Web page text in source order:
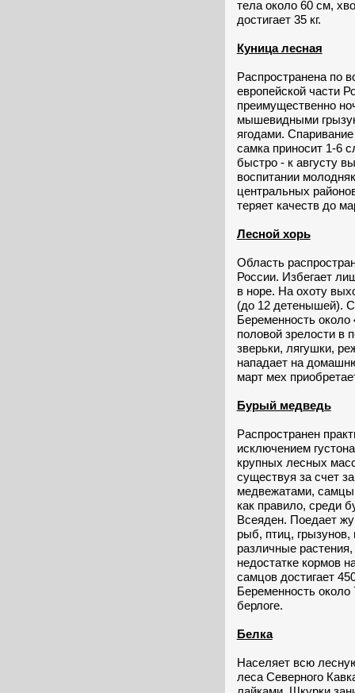
тела около 60 см,
достигает 35 кг.
Куница лесная
Распространена по
европейской части
преимущественно
мышевидными
ягодами.
самка приносит 1-6
быстро - к августу
воспитании
центральных
теряет качеств до
Лесной хорь
Область
России. Избегает
в норе. На охоту
(до 12 детенышей).
Беременность
половой зрелости в
зверьки, лягушки,
нападает на
март мех
Бурый медведь
Распространен
исключением
крупных лесных
существуя за счет
медвежатами, самцы
как правило, среди
Всеяден. Поедает
рыб, птиц,
различные
недостатке кормов
самцов достигает
Беременность
берлоге.
Белка
Населяет всю
леса Северного